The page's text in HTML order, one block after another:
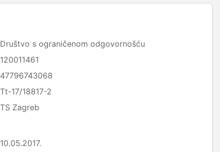
Društvo s ograničenom odgovornošću
120011461
47796743068
Tt-17/18817-2
TS Zagreb
10.05.2017.